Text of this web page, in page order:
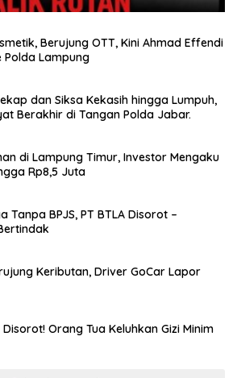
Berujung OTT, Kini Ahmad Effendi
Polda Lampung
dan Siksa Kekasih hingga Lumpuh,
Berakhir di Tangan Polda Jabar.
di Lampung Timur, Investor Mengaku
Rp8,5 Juta
Tanpa BPJS, PT BTLA Disorot –
Keributan, Driver GoCar Lapor
Orang Tua Keluhkan Gizi Minim